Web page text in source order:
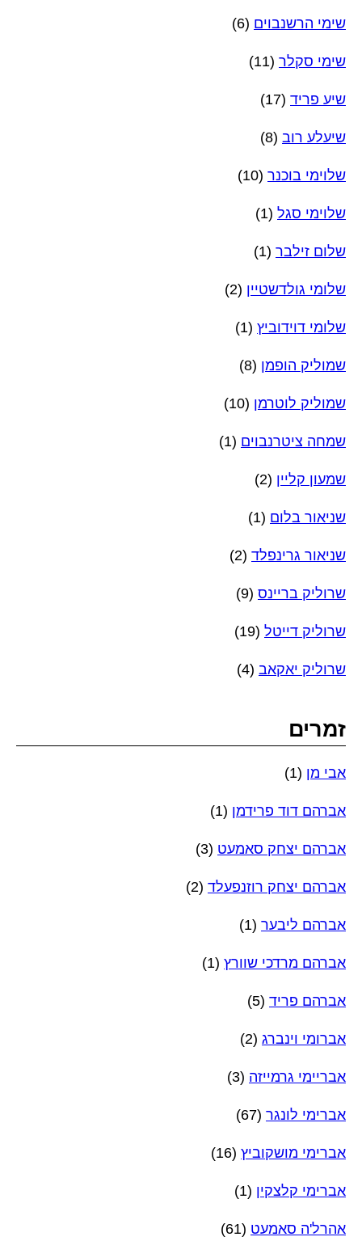
שימי הרשנבוים (6)
שימי סקלר (11)
שיע פריד (17)
שיעלע רוב (8)
שלוימי בוכנר (10)
שלוימי סגל (1)
שלום זילבר (1)
שלומי גולדשטיין (2)
שלומי דוידוביץ (1)
שמוליק הופמן (8)
שמוליק לוטרמן (10)
שמחה ציטרנבוים (1)
שמעון קליין (2)
שניאור בלום (1)
שניאור גרינפלד (2)
שרוליק בריינס (9)
שרוליק דייטל (19)
שרוליק יאקאב (4)
זמרים
אבי מן (1)
אברהם דוד פרידמן (1)
אברהם יצחק סאמעט (3)
אברהם יצחק רוזנפעלד (2)
אברהם ליבער (1)
אברהם מרדכי שוורץ (1)
אברהם פריד (5)
אברומי וינברג (2)
אבריימי גרמייזה (3)
אברימי לונגר (67)
אברימי מושקוביץ (16)
אברימי קלצקין (1)
אהרל'ה סאמעט (61)